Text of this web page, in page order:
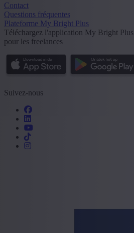
Contact
Questions fréquentes
Plateforme My Bright Plus
Téléchargez l'application My Bright Plus
pour les freelances
Suivez-nous